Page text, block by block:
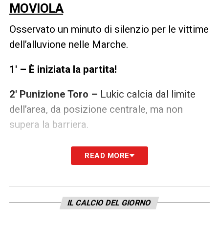
MOVIOLA
Osservato un minuto di silenzio per le vittime
dell’alluvione nelle Marche.
1′ – È iniziata la partita!
2′ Punizione Toro – Lukic calcia dal limite
dell’area, da posizione centrale, ma non
supera la barriera.
14′ Pericolo Toro –Calcio d’angolo battuto
da Radonjic: salta Buongiorno che colpisce di
17′ Tiro Seck –Demba Seck, schierato da
READ MORE
IL CALCIO DEL GIORNO